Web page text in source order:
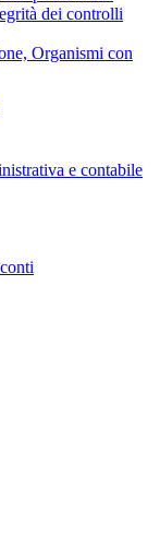
dei controlli
Organismi con
e contabile